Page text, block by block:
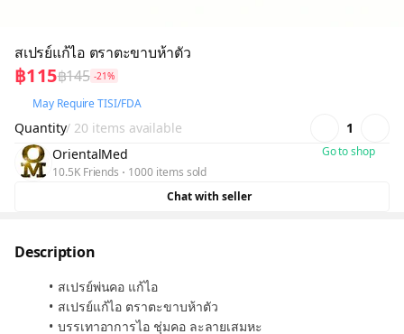
สเปรย์แก้ไอ ตราตะขาบห้าตัว
฿115฿145 -21%
May Require TISI/FDA
Quantity/ 20 items available
1
OrientalMed
10.5K Friends 1000 items sold
Go to shop
Chat with seller
Description
สเปรย์พ่นคอ แก้ไอ
สเปรย์แก้ไอ ตราตะขาบห้าตัว
บรรเทาอาการไอ ชุ่มคอ ละลายเสมหะ